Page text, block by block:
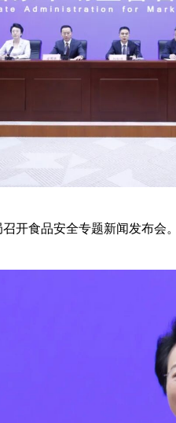
开食品安全专题新闻发布会